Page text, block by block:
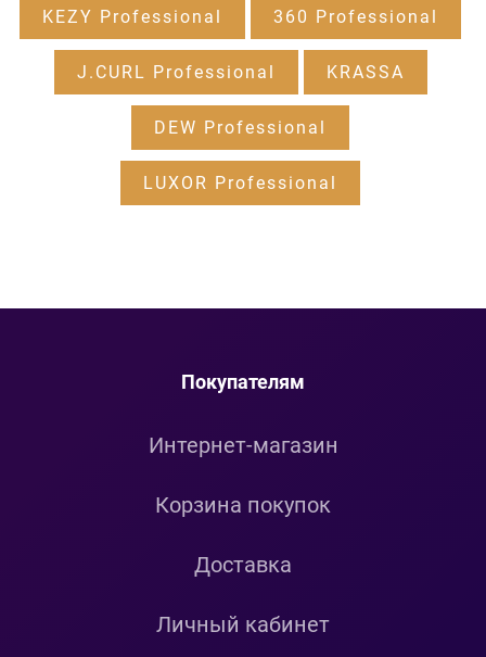
KEZY Professional 360 Professional
J.CURL Professional KRASSA
DEW Professional
LUXOR Professional
Покупателям
Интернет-магазин
Корзина покупок
Доставка
Личный кабинет